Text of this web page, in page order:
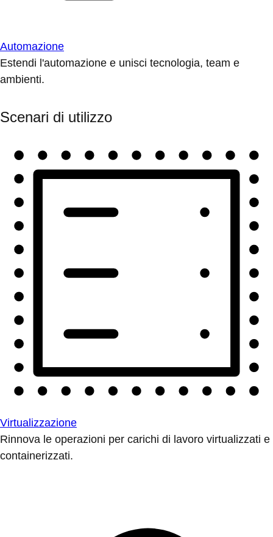
Automazione
Estendi l'automazione e unisci tecnologia, team e
ambienti.
Scenari di utilizzo
Virtualizzazione
Rinnova le operazioni per carichi di lavoro virtualizzati e
containerizzati.